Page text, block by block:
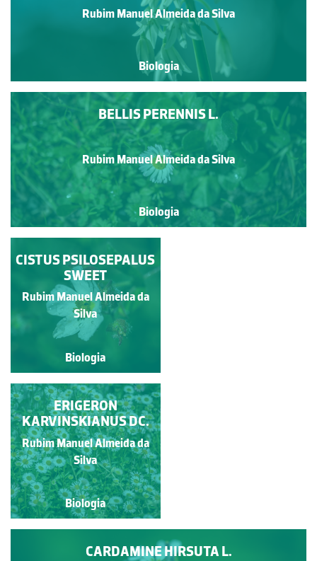
Rubim Manuel Almeida da Silva
Biologia
BELLIS PERENNIS L.
Rubim Manuel Almeida da Silva
Biologia
CALYSTEGIA SEPIUM
(L.) R. BR.
Rubim Manuel Almeida da
Silva
Biologia
CISTUS PSILOSEPALUS
SWEET
Rubim Manuel Almeida da
Silva
Biologia
CONYZA CANADENSIS
(L.) CRONQUIST
Rubim Manuel Almeida da
Silva
Biologia
CARDAMINE HIRSUTA L.
ERIGERON
KARVINSKIANUS DC.
Rubim Manuel Almeida da
Silva
Biologia